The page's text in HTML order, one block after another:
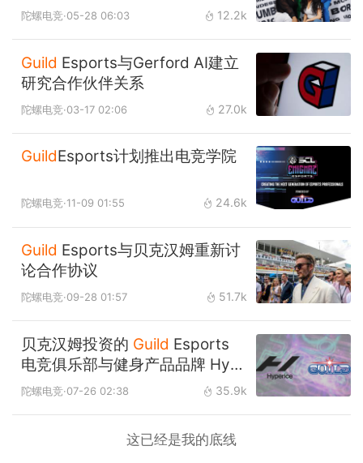
陀螺电竞·05-28 06:03 12.2k
Guild Esports与Gerford AI建立
研究合作伙伴关系
陀螺电竞·03-17 02:06 27.0k
GuildEsports计划推出电竞学院
陀螺电竞·11-09 01:55 24.6k
Guild Esports与贝克汉姆重新讨
论合作协议
陀螺电竞·09-28 01:57 51.7k
贝克汉姆投资的 Guild Esports
电竞俱乐部与健身产品品牌 Hyp
erice 建立合作
陀螺电竞·07-26 02:38 35.9k
这已经是我的底线